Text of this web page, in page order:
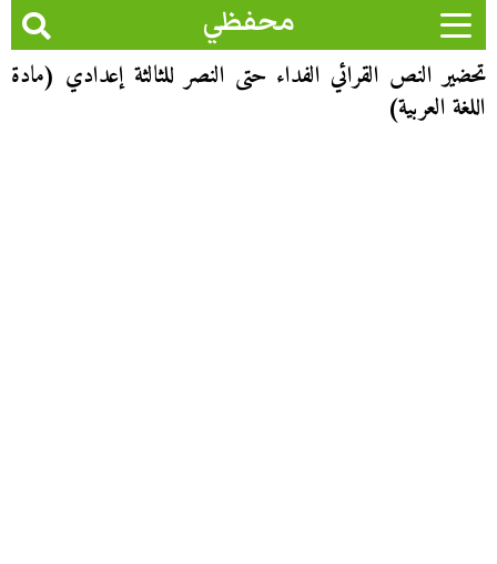
محفظي
تحضير النص القرائي الفداء حتى النصر للثالثة إعدادي (مادة
اللغة العربية)